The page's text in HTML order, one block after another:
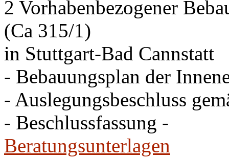
2 Vorhabenbezogener
(Ca 315/1)
in Stuttgart-Bad Cannstatt
- Bebauungsplan der
- Auslegungsbeschluss
- Beschlussfassung -
Beratungsunterlagen